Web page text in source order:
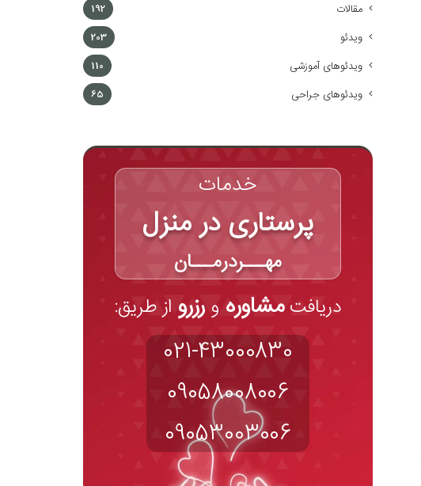
مقالات 192
ویدئو 203
ویدئوهای آموزشی 110
ویدئوهای جراحی 65
خدمات
پرستاری در منزل
مهـــردرمـــان
دریافتمشاوره و رزرو از طریق:
021-43000830
09058008006
09053003006